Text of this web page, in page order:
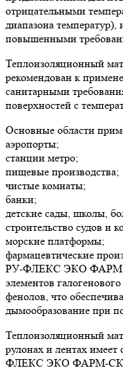
отрицательными
диапазона температур),
повышенными
Теплоизоляционный
рекомендован к
санитарными
поверхностей с
Основные области
аэропорты;
станции метро;
пищевые производства;
чистые комнаты;
банки;
детские сады, школы,
строительство судов и
морские платформы;
фармацевтические
РУ-ФЛЕКС ЭКО ФАРМ не
элементов
фенолов, что
дымообразование при
Теплоизоляционный
рулонах и лентах
ФЛЕКС ЭКО ФАРМ-СК.